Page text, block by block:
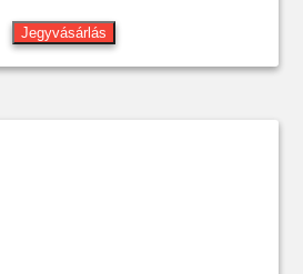
Jegyvásárlás